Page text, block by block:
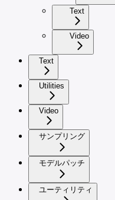
Text
Video
Text
Utilities
Video
サンプリング
モデルパッチ
ユーティリティ